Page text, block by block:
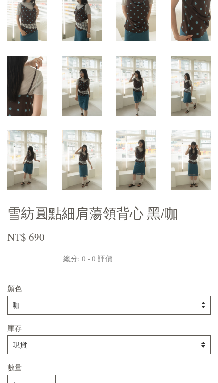
雪紡圓點細肩蕩領背心 黑/咖
NT$ 690
總分: 0 - 0 評價
顏色
庫存
數量